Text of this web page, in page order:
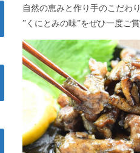
自然の恵みと作り手のこだわ
”くにとみの味”をぜひ一度ご